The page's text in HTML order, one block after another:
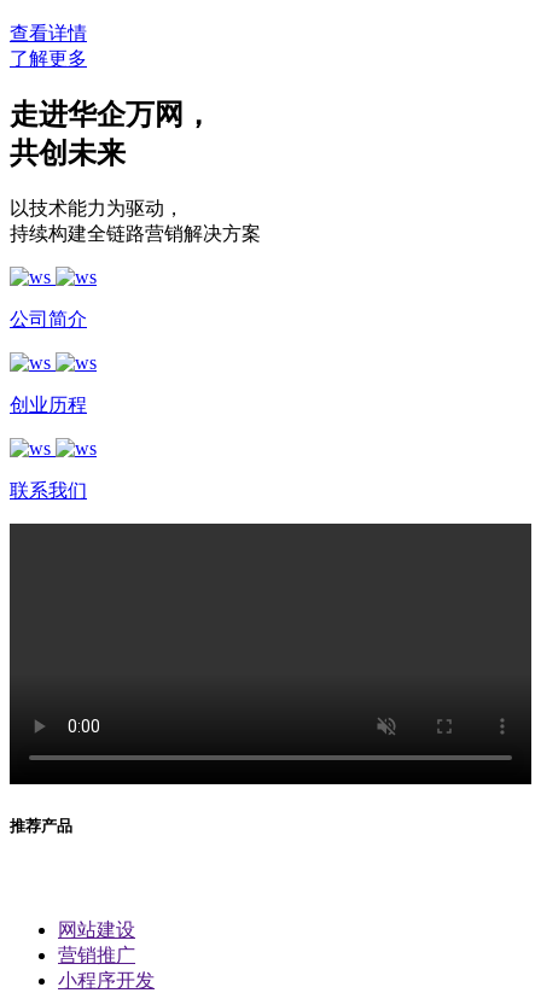
查看详情
了解更多
走进华企万网 ，
共创未来
以技术能力为驱动 ，
持续构建全链路营销解决方案
公司简介
创业历程
联系我们
推荐产品
网站建设
营销推广
小程序开发